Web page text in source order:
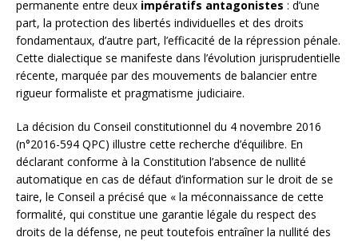
permanente entre deux impératifs antagonistes : d’une
part, la protection des libertés individuelles et des droits
fondamentaux, d’autre part, l’efficacité de la répression pénale.
Cette dialectique se manifeste dans l’évolution jurisprudentielle
récente, marquée par des mouvements de balancier entre
rigueur formaliste et pragmatisme judiciaire.
La décision du Conseil constitutionnel du 4 novembre 2016
(n°2016-594 QPC) illustre cette recherche d’équilibre. En
déclarant conforme à la Constitution l’absence de nullité
automatique en cas de défaut d’information sur le droit de se
taire, le Conseil a précisé que « la méconnaissance de cette
formalité, qui constitue une garantie légale du respect des
droits de la défense, ne peut toutefois entraîner la nullité des